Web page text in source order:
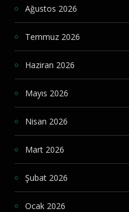
Ağustos 2026
Temmuz 2026
Haziran 2026
Mayıs 2026
Nisan 2026
Mart 2026
Şubat 2026
Ocak 2026